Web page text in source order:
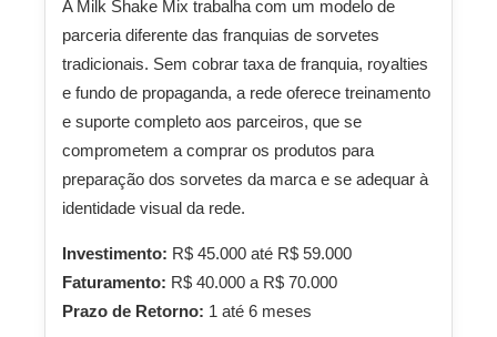
A Milk Shake Mix trabalha com um modelo de
parceria diferente das franquias de sorvetes
tradicionais. Sem cobrar taxa de franquia, royalties
e fundo de propaganda, a rede oferece treinamento
e suporte completo aos parceiros, que se
comprometem a comprar os produtos para
preparação dos sorvetes da marca e se adequar à
identidade visual da rede.
Investimento: R$ 45.000 até R$ 59.000
Faturamento: R$ 40.000 a R$ 70.000
Prazo de Retorno: 1 até 6 meses